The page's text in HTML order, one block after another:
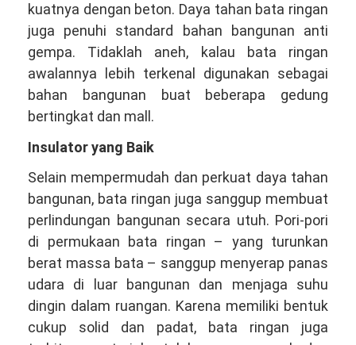
kuatnya dengan beton. Daya tahan bata ringan
juga penuhi standard bahan bangunan anti
gempa. Tidaklah aneh, kalau bata ringan
awalannya lebih terkenal digunakan sebagai
bahan bangunan buat beberapa gedung
bertingkat dan mall.
Insulator yang Baik
Selain mempermudah dan perkuat daya tahan
bangunan, bata ringan juga sanggup membuat
perlindungan bangunan secara utuh. Pori-pori
di permukaan bata ringan – yang turunkan
berat massa bata – sanggup menyerap panas
udara di luar bangunan dan menjaga suhu
dingin dalam ruangan. Karena memiliki bentuk
cukup solid dan padat, bata ringan juga